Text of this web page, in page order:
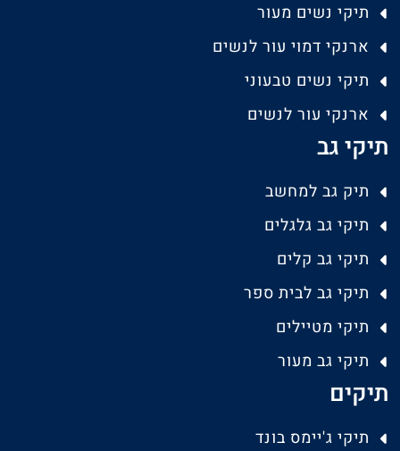
תיקי נשים מעור
ארנקי דמוי עור לנשים
תיקי נשים טבעוני
ארנקי עור לנשים
תיקי גב
תיק גב למחשב
תיקי גב גלגלים
תיקי גב קלים
תיקי גב לבית ספר
תיקי מטיילים
תיקי גב מעור
תיקים
תיקי ג'יימס בונד